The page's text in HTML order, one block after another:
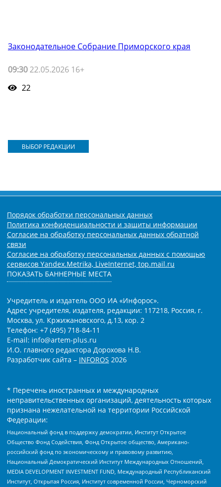
Законодательное Собрание Приморского края
09:30 22.05.2026 16+
22
ВЫБОР РЕДАКЦИИ
Порядок обработки персональных данных
Политика конфиденциальности и защиты информации
Согласие на обработку персональных данных обратной
связи
Согласие на обработку персональных данных с помощью
сервисов Yandex.Metrika, LiveInternet, top.mail.ru
ПОКАЗАТЬ БАННЕРНЫЕ МЕСТА
Учредитель и издатель ООО ИА «Инфорос».
Адрес учредителя, издателя, редакции: 117218, Россия, г.
Москва, ул. Кржижановского, д.13, кор. 2
Телефон: +7 (495) 718-84-11
E-mail: info@artem-plus.ru
И.О. главного редактора Дорохова Н.В.
Разработчик сайта – INFOROS 2026
* Перечень иностранных и международных
неправительственных организаций, деятельность которых
признана нежелательной на территории Российской
Федерации:
Национальный фонд в поддержку демократии, Институт Открытое
Общество Фонд Содействия, Фонд Открытое общество, Американо-
российский фонд по экономическому и правовому развитию,
Национальный Демократический Институт Международных Отношений,
MEDIA DEVELOPMENT INVESTMENT FUND, Международный Республиканский
Институт, Открытая Россия, Институт современной России, Черноморский